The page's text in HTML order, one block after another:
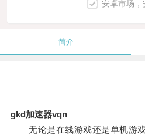
安卓市场，
简介
gkd加速器vqn
无论是在线游戏还是单机游戏